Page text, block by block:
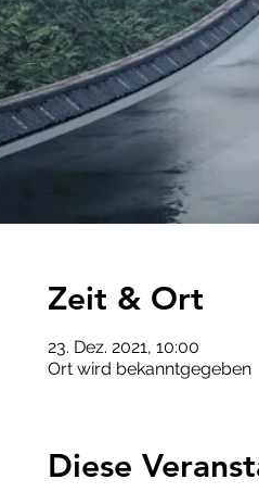
Zeit & Ort
23. Dez. 2021, 10:00
Ort wird bekanntgegeben
Diese